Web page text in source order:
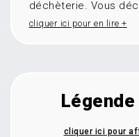
déchèterie. Vous
cliquer ici pour en lire +
cliquer ici pour